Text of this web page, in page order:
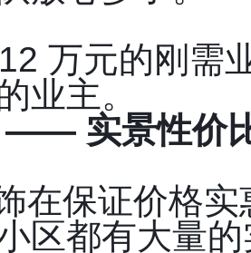
万元的刚需
业主。
—— 实景性价
在保证价格
区都有大量